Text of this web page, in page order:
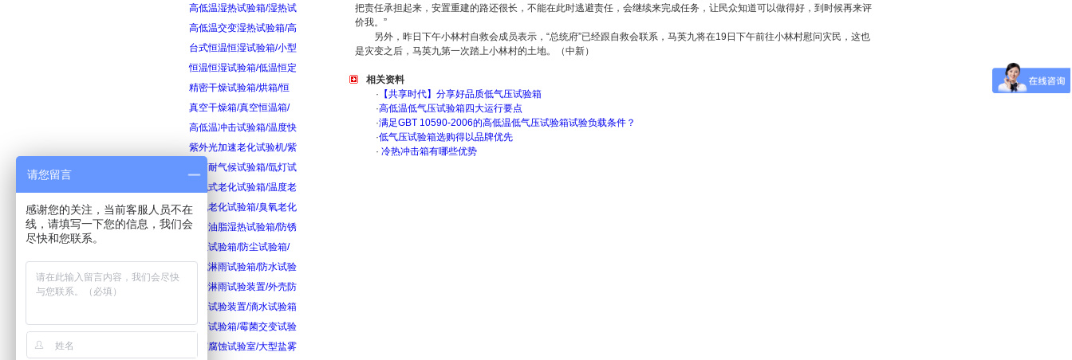
高低温湿热试验箱/湿热试
高低温交变湿热试验箱/高
台式恒温恒湿试验箱/小型
恒温恒湿试验箱/低温恒定
精密干燥试验箱/烘箱/恒
真空干燥箱/真空恒温箱/
高低温冲击试验箱/温度快
紫外光加速老化试验机/紫
氙灯耐气候试验箱/氙灯试
换气式老化试验箱/温度老
臭氧老化试验箱/臭氧老化
防锈油脂湿热试验箱/防锈
砂尘试验箱/防尘试验箱/
箱式淋雨试验箱/防水试验
摆管淋雨试验装置/外壳防
滴水试验装置/滴水试验箱
霉菌试验箱/霉菌交变试验
盐雾腐蚀试验室/大型盐雾
把责任承担起来，安置重建的路还很长，不能在此时逃避责任，会继续来完成任务，让民众知道可以做得好，到时候再来评
价我。”
另外，昨日下午小林村自救会成员表示，“总统府”已经跟自救会联系，马英九将在19日下午前往小林村慰问灾民，这也
是灾变之后，马英九第一次踏上小林村的土地。（中新）
相关资料
· 【共享时代】分享好品质低气压试验箱
·高低温低气压试验箱四大运行要点
·满足GBT 10590-2006的高低温低气压试验箱试验负载条件？
·低气压试验箱选购得以品牌优先
· 冷热冲击箱有哪些优势
请您留言
感谢您的关注，当前客服人员不在
线，请填写一下您的信息，我们会
尽快和您联系。